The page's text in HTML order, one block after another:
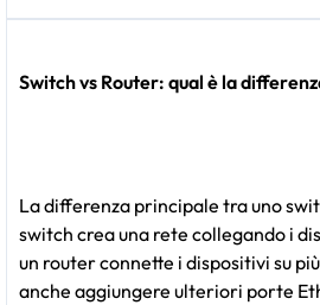
Switch vs Router: qual è la
La differenza principale tra uno
switch crea una rete collegando i
un router connette i dispositivi su
anche aggiungere ulteriori porte